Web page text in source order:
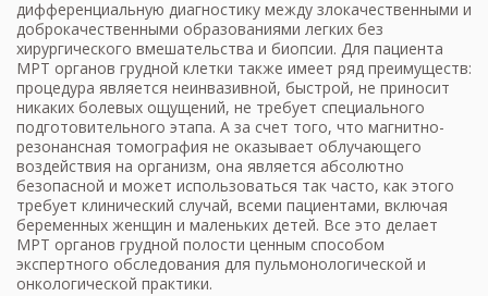
дифференциальную диагностику между злокачественными и
доброкачественными образованиями легких без
хирургического вмешательства и биопсии. Для пациента
МРТ органов грудной клетки также имеет ряд преимуществ:
процедура является неинвазивной, быстрой, не приносит
никаких болевых ощущений, не требует специального
подготовительного этапа. А за счет того, что магнитно-
резонансная томография не оказывает облучающего
воздействия на организм, она является абсолютно
безопасной и может использоваться так часто, как этого
требует клинический случай, всеми пациентами, включая
беременных женщин и маленьких детей. Все это делает
МРТ органов грудной полости ценным способом
экспертного обследования для пульмонологической и
онкологической практики.